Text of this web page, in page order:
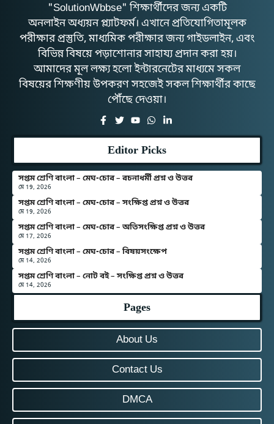
"SolutionWbbse" শিক্ষার্থীদের জন্য একটি
অনলাইন অধ্যয়ন প্ল্যাটফর্ম। এখানে প্রতিযোগিতামূলক
পরীক্ষার প্রস্তুতি, মাধ্যমিক পরীক্ষার জন্য গাইডলাইন, এবং
বিভিন্ন বিষয়ে পড়াশোনার সাহায্য প্রদান করা হয়।
আমাদের মূল লক্ষ্য হলো ইন্টারনেটের মাধ্যমে সকল
বিষয়ের শিক্ষণীয় উপকরণ সহজেই সকল শিক্ষার্থীর কাছে
পৌঁছে দেওয়া।
Editor Picks
সপ্তম শ্রেণি বাংলা – মেঘ-চোর – রচনাধর্মী প্রশ্ন ও উত্তর
মে 19, 2026
সপ্তম শ্রেণি বাংলা – মেঘ-চোর – সংক্ষিপ্ত প্রশ্ন ও উত্তর
মে 19, 2026
সপ্তম শ্রেণি বাংলা – মেঘ-চোর – অতিসংক্ষিপ্ত প্রশ্ন ও উত্তর
মে 17, 2026
সপ্তম শ্রেণি বাংলা – মেঘ-চোর – বিষয়সংক্ষেপ
মে 14, 2026
সপ্তম শ্রেণি বাংলা – নোট বই – সংক্ষিপ্ত প্রশ্ন ও উত্তর
মে 14, 2026
Pages
About Us
Contact Us
DMCA